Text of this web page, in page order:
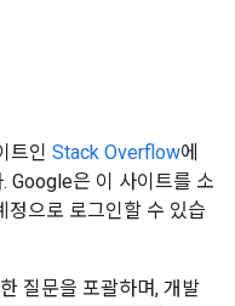
트인 Stack Overflow에
Google은 이 사이트를 소
으로 로그인할 수 있습
질문을 포괄하며, 개발